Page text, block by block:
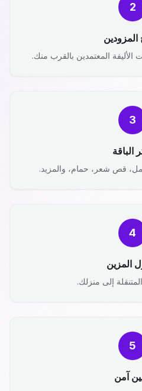
2
الأليفة المعتمدين بالقرب منك.
3
الباقة
قص شعر، حمام، والمزيد.
4
المزين
إلى منزلك.
5
آمن